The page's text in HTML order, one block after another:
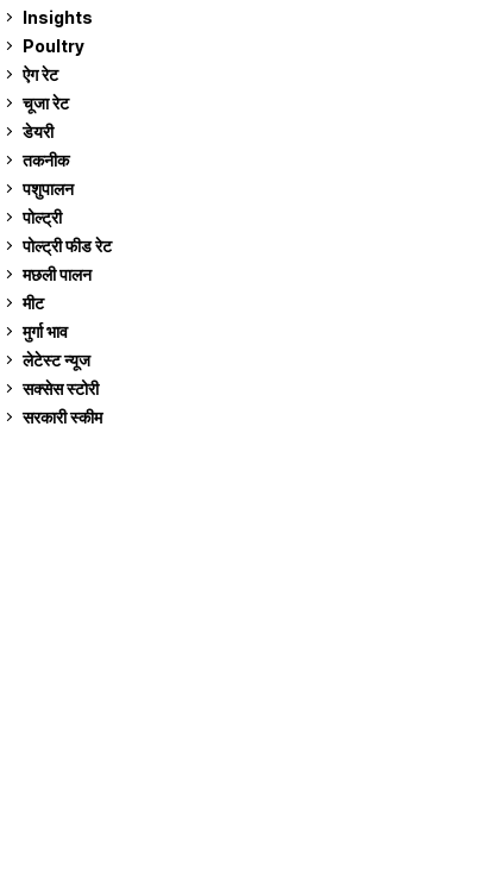
Insights
Poultry
ऐग रेट
चूजा रेट
डेयरी
तकनीक
पशुपालन
पोल्ट्री
पोल्ट्री फीड रेट
मछली पालन
मीट
मुर्गा भाव
लेटेस्ट न्यूज
सक्सेस स्टो‍री
सरकारी स्की‍म